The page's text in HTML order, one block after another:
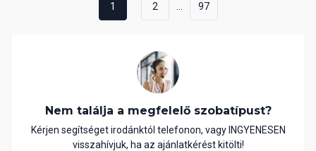
1 2 97
Nem találja a megfelelő szobatípust?
Kérjen segítséget irodánktól telefonon, vagy INGYENESEN
visszahívjuk, ha az ajánlatkérést kitölti!